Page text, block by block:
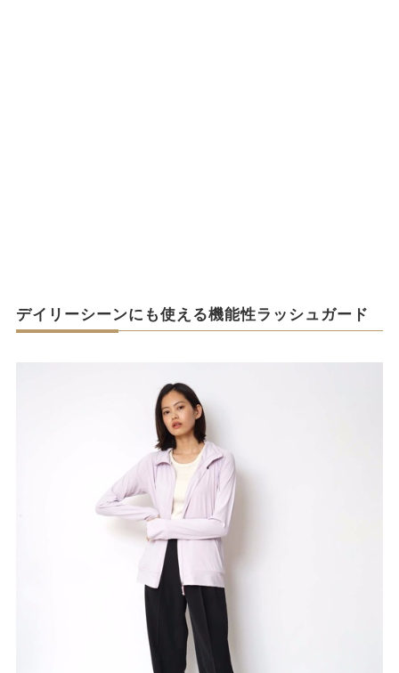
デイリーシーンにも使える機能性ラッシュガード